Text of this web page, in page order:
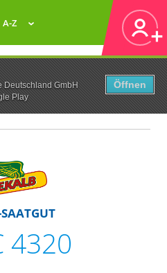
Deutschland GmbH
Play
Öffnen
A-Z
4320